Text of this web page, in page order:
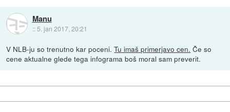
Manu
:: 5. jan 2017, 20:21
V NLB-ju so trenutno kar poceni.Tu imaš primerjavo cen. Če so
cene aktualne glede tega infograma boš moral sam preverit.